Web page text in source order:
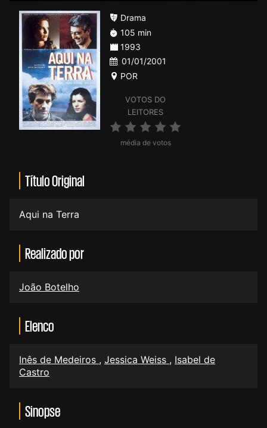
VOTOS DO
LEITORES
média de votos
Drama
105 min
1993
01/01/2001
POR
Título Original
Aqui na Terra
Realizado por
João Botelho
Elenco
Inês de Medeiros , Jessica Weiss , Isabel de
Castro
Sinopse